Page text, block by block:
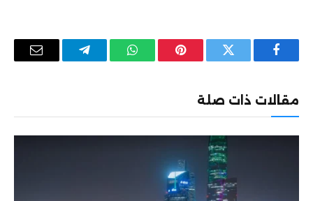
فيسبوك تويتر بينتيريستواتساب تيلقرام
البريد
مقالات ذات صلة